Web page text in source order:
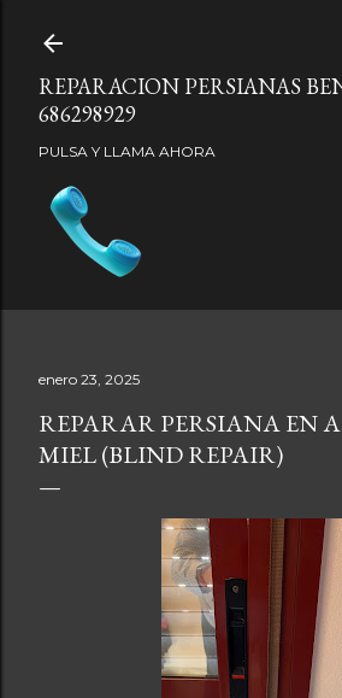
REPARACION PERSIANAS
686298929
PULSA Y LLAMA AHORA
enero 23, 2025
REPARAR PERSIANA EN
MIEL (BLIND REPAIR)